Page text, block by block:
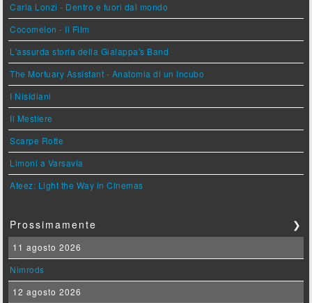
Carla Lonzi - Dentro e fuori dal mondo
Cocomelon - Il Film
L'assurda storia della Gialappa's Band
The Mortuary Assistant - Anatomia di un Incubo
I Nisidiani
Il Mestiere
Scarpe Rotte
Limoni a Varsavia
Ateez: Light the Way in Cinemas
Prossimamente ❯
11 agosto 2026
Nimrods
12 agosto 2026